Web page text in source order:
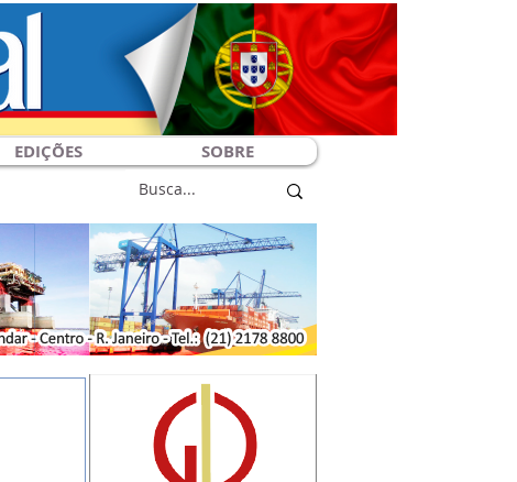
EDIÇÕES SOBRE